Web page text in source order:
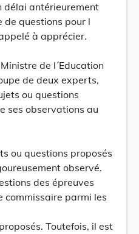
délai antérieurement
de questions pour l
à apprécier.
de l´Education
de deux experts,
ou questions
ses observations au
ou questions proposés
observé.
des épreuves
commissaire parmi les
Toutefois, il est